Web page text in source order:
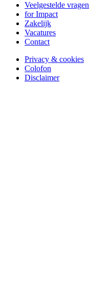
Veelgestelde vragen
for Impact
Zakelijk
Vacatures
Contact
Privacy & cookies
Colofon
Disclaimer